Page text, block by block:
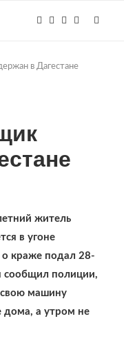
в Дагестане
житель
в угоне
краже подал 28-
сообщил полиции,
свою машину
дома, а утром не